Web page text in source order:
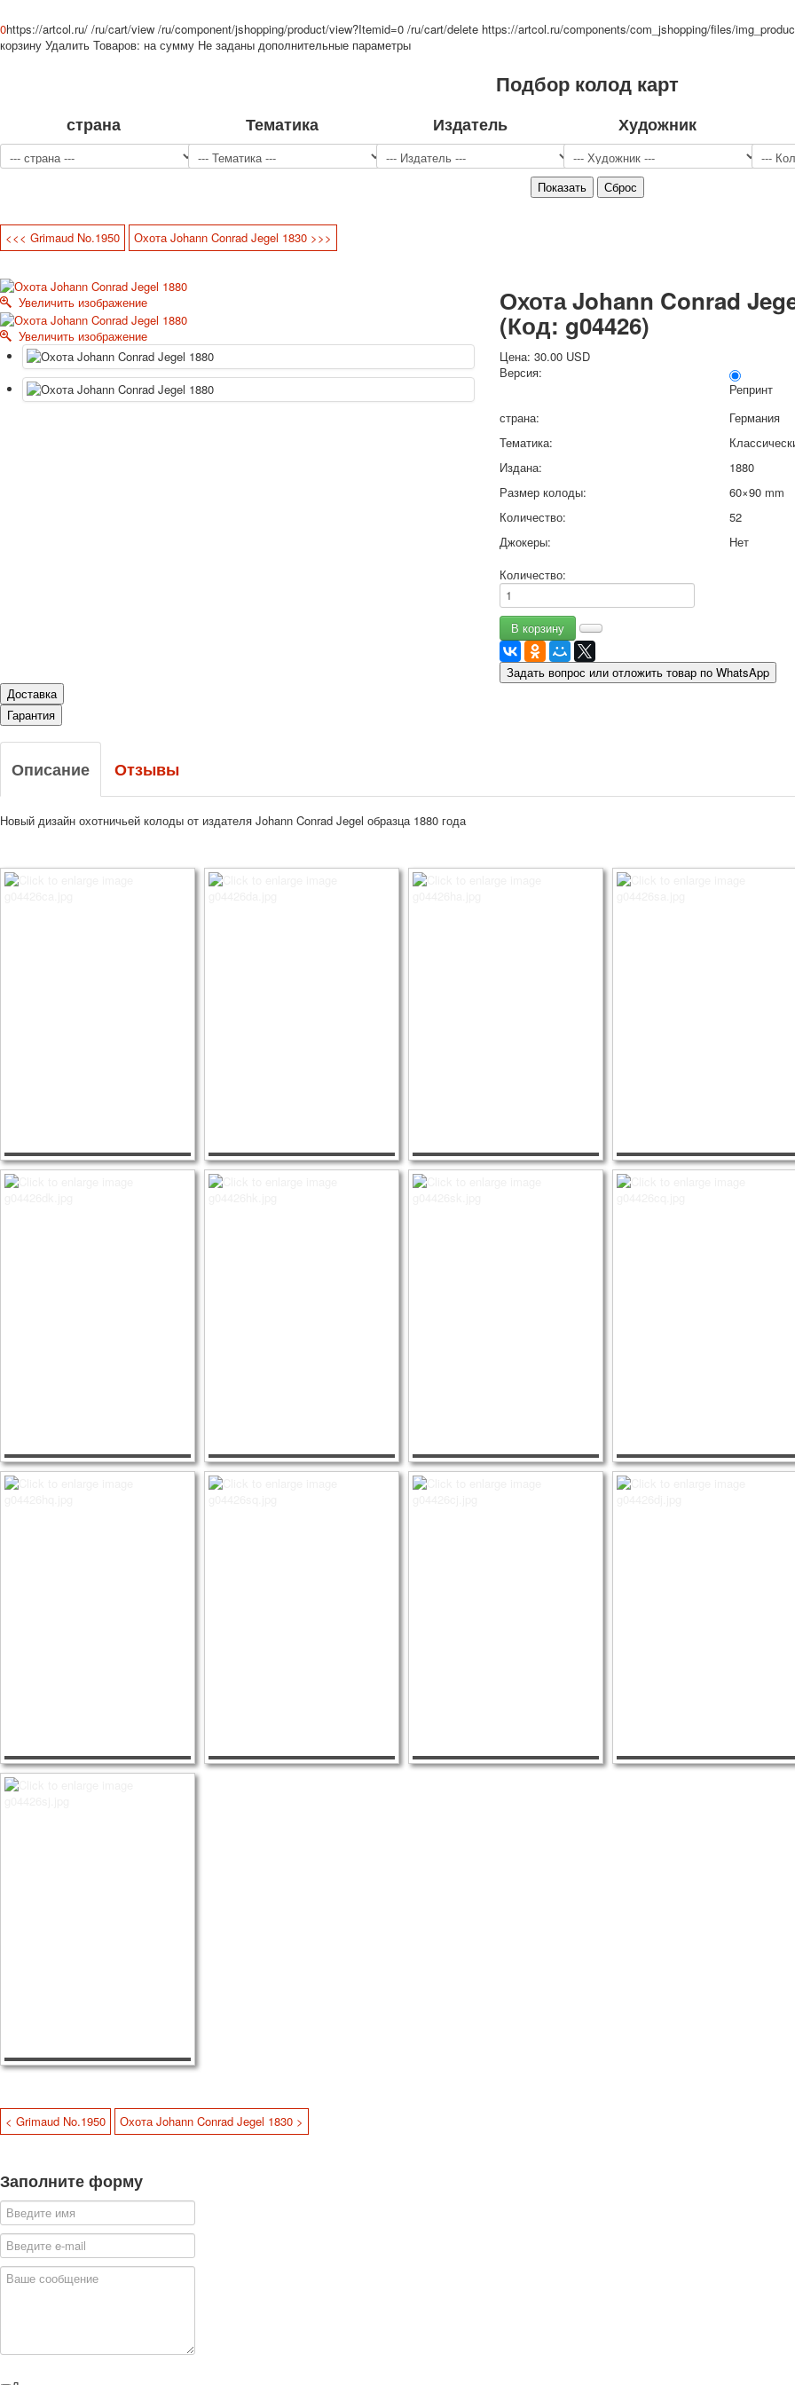
Джокеры
Комбинат Цветной Печати
Армия и полиция
Юмор
Открытки
С Новым годом!
С днём рождения!
1 мая
Новости
Новости карточных колод
О сайте
Ссылки
доставка
Избранное
0https://artcol.ru/ /ru/cart/view /ru/component/jshopping/product/view?Itemid=0 /ru/cart/delete https://artcol.ru/components/com_jshopping/files/
корзину Удалить Товаров: на сумму Не заданы дополнительные параметры
Подбор колод карт
страна Тематика Издатель Художник
<<< Grimaud No.1950 Охота Johann Conrad Jegel 1830 >>>
Увеличить изображение
Увеличить изображение
Охота Johann Conrad
(Код: g04426)
Цена:30.00 USD
Версия:
Репринт
страна:
Германия
Тематика:
Издана:
1880
Размер колоды:
60×90 mm
Количество:
52
Джокеры:
Нет
Количество:
Задать вопрос или отложить товар по WhatsApp
Доставка
Гарантия
Описание Отзывы
Новый дизайн охотничьей колоды от издателя Johann Conrad Jegel образца 1880 года
< Grimaud No.1950 Охота Johann Conrad Jegel 1830 >
Заполните форму